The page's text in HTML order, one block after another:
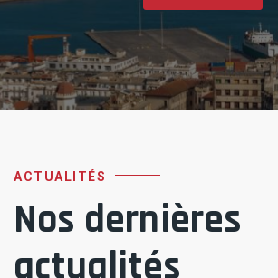
ACTUALITÉS
Nos dernières
actualités